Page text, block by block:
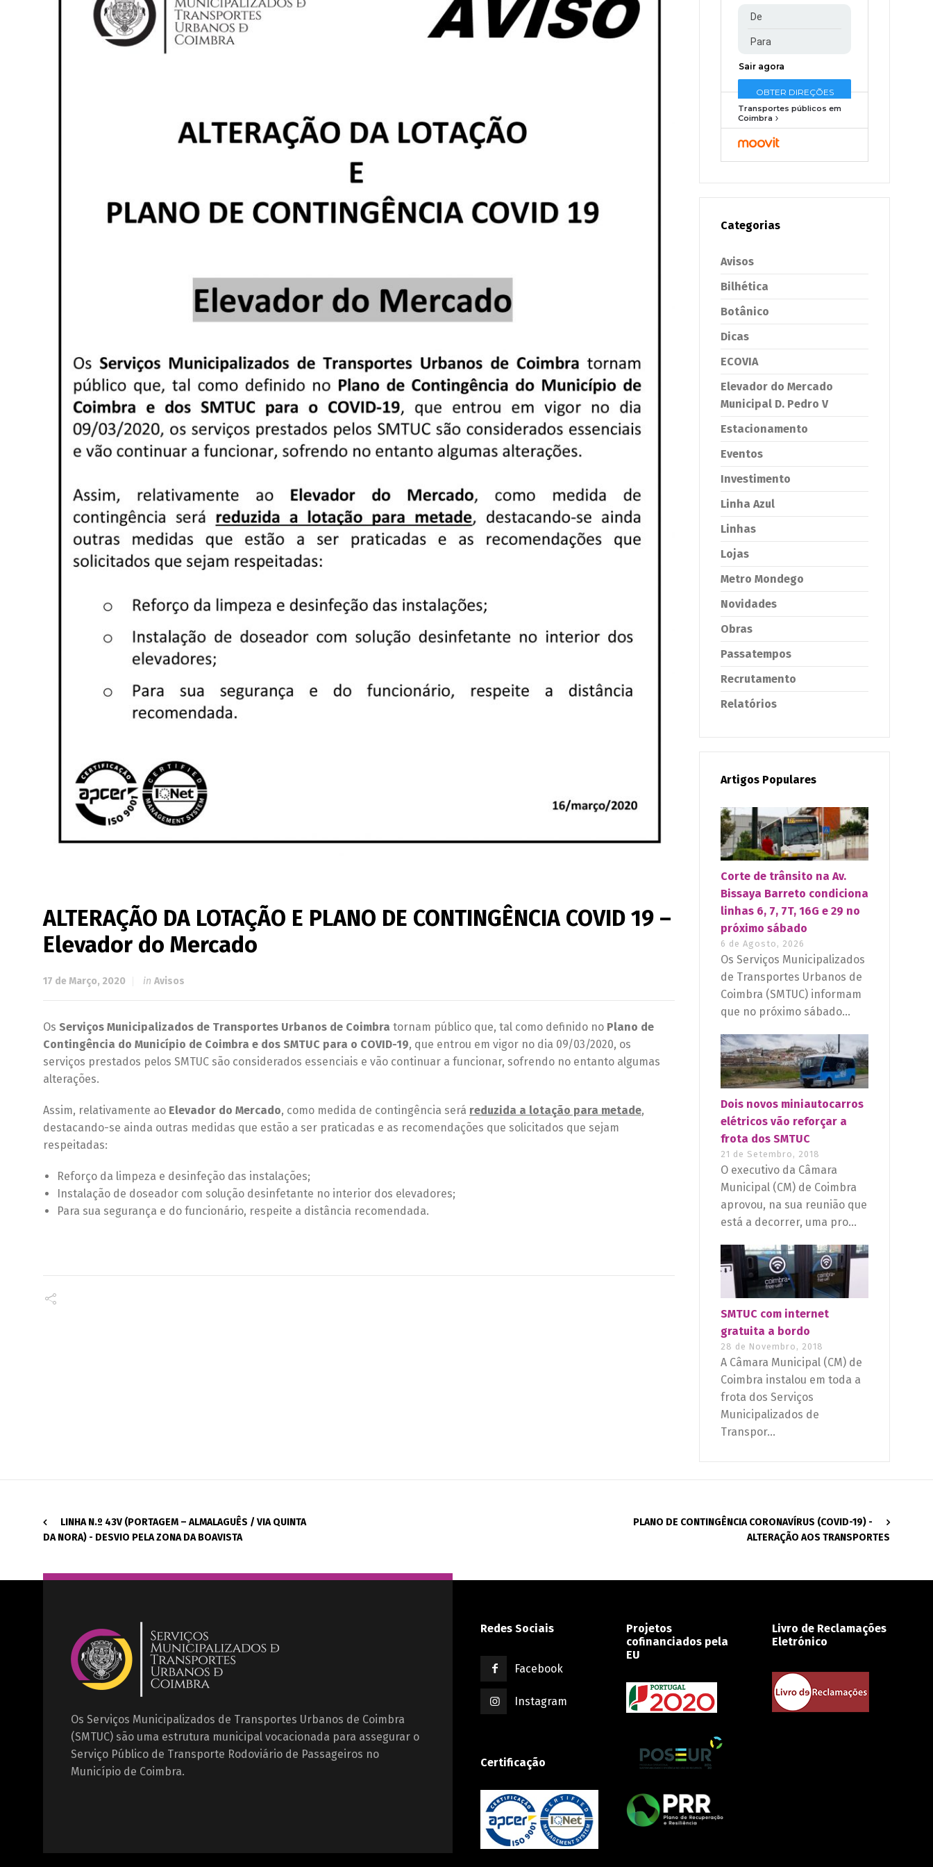
ALTERAÇÃO DA LOTAÇÃO E PLANO DE CONTINGÊNCIA COVID 19 –
Elevador do Mercado
17 de Março, 2020 in Avisos
Os Serviços Municipalizados de Transportes Urbanos de Coimbra tornam público que, tal como definido no Plano de
Contingência do Município de Coimbra e dos SMTUC para o COVID-19, que entrou em vigor no dia 09/03/2020, os
serviços prestados pelos SMTUC são considerados essenciais e vão continuar a funcionar, sofrendo no entanto algumas
alterações.
Assim, relativamente ao Elevador do Mercado, como medida de contingência será reduzida a lotação para metade,
destacando-se ainda outras medidas que estão a ser praticadas e as recomendações que solicitados que sejam
respeitadas:
Reforço da limpeza e desinfeção das instalações;
Instalação de doseador com solução desinfetante no interior dos elevadores;
Para sua segurança e do funcionário, respeite a distância recomendada.
Transportes públicos em
Coimbra
Categorias
Avisos
Bilhética
Botânico
Dicas
ECOVIA
Elevador do Mercado
Municipal D. Pedro V
Estacionamento
Eventos
Investimento
Linha Azul
Linhas
Lojas
Metro Mondego
Novidades
Obras
Passatempos
Recrutamento
Relatórios
Artigos Populares
Corte de trânsito na Av.
Bissaya Barreto condiciona
linhas 6, 7, 7T, 16G e 29 no
próximo sábado
6 de Agosto, 2026
Os Serviços Municipalizados
de Transportes Urbanos de
Coimbra (SMTUC) informam
que no próximo sábado...
Dois novos miniautocarros
elétricos vão reforçar a
frota dos SMTUC
21 de Setembro, 2018
O executivo da Câmara
Municipal (CM) de Coimbra
aprovou, na sua reunião que
está a decorrer, uma pro...
SMTUC com internet
gratuita a bordo
28 de Novembro, 2018
A Câmara Municipal (CM) de
Coimbra instalou em toda a
frota dos Serviços
Municipalizados de
Transpor...
LINHA N.º 43V (PORTAGEM – ALMALAGUÊS / VIA QUINTA
DA NORA) - DESVIO PELA ZONA DA BOAVISTA
PLANO DE CONTINGÊNCIA CORONAVÍRUS (COVID-19) -
ALTERAÇÃO AOS TRANSPORTES
Os Serviços Municipalizados de Transportes Urbanos de Coimbra
(SMTUC) são uma estrutura municipal vocacionada para assegurar o
Serviço Público de Transporte Rodoviário de Passageiros no
Município de Coimbra.
Redes Sociais
Facebook
Instagram
Certificação
Projetos
cofinanciados pela
EU
Livro de Reclamações
Eletrónico